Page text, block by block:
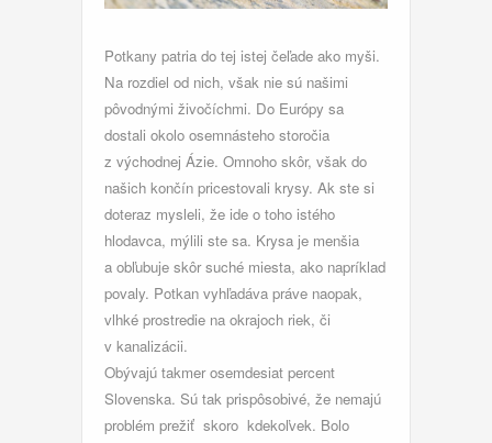
Potkany patria do tej istej čeľade ako myši.
Na rozdiel od nich, však nie sú našimi
pôvodnými živočíchmi. Do Európy sa
dostali okolo osemnásteho storočia
z východnej Ázie. Omnoho skôr, však do
našich končín pricestovali krysy. Ak ste si
doteraz mysleli, že ide o toho istého
hlodavca, mýlili ste sa. Krysa je menšia
a obľubuje skôr suché miesta, ako napríklad
povaly. Potkan vyhľadáva práve naopak,
vlhké prostredie na okrajoch riek, či
v kanalizácii.
Obývajú takmer osemdesiat percent
Slovenska. Sú tak prispôsobivé, že nemajú
problém prežiť skoro kdekoľvek. Bolo